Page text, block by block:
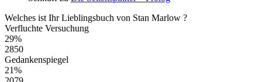
Welches ist Ihr Lieblingsbuch von Stan Marlow ?
Verfluchte Versuchung
29%
2850
Gedankenspiegel
21%